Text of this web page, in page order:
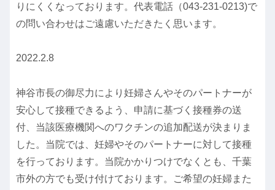
りにくくなっております。代表電話（043-231-0213)で
の問い合わせはご遠慮いただきたく思います。
2022.2.8
神谷市長の御尽力により妊婦さんやそのパートナーが
安心して接種できるよう、申請に基づく接種券の送
付、当該医療機関へのワクチンの追加配送が決まりま
した。当院では、妊婦やそのパートナーに対して接種
を行っております。当院かかりつけでなくとも、千葉
市外の方でも受け付けております。ご希望の妊婦また